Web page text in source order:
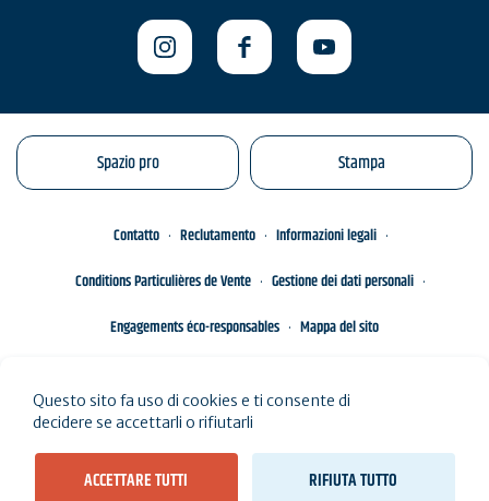
Spazio pro Stampa
Contatto Reclutamento
Informazioni legali
Conditions Particulières de Vente
Gestione dei dati personali
Engagements éco-responsables
Mappa del sito
Questo sito fa uso di cookies e ti consente di
decidere se accettarli o rifiutarli
ACCETTARE TUTTI RIFIUTA TUTTO